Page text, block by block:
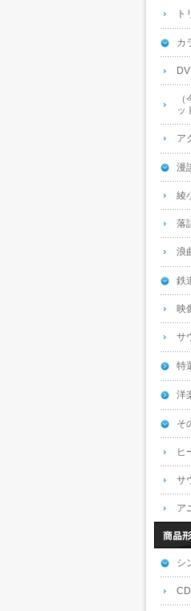
ト
カ
ッ
ア
漫
綾
落
浪
鉄
映
サ
特
洋
そ
ヒ
サ
ア
シ
CD